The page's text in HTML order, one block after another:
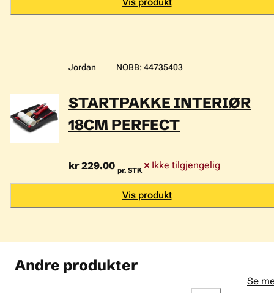
Jordan NOBB: 44735403
STARTPAKKE INTERIØR
18CM PERFECT
kr 229.00 pr. STK Ikke tilgjengelig
Vis produkt
Andre produkter
Se